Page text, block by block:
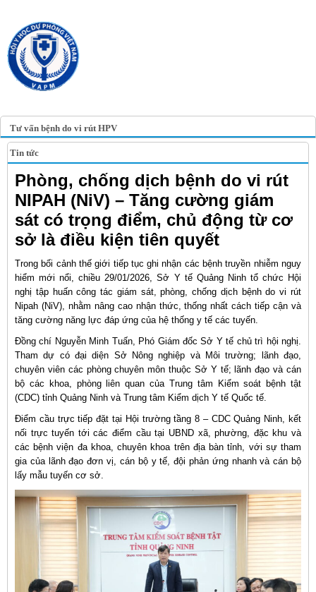
Tư vấn bệnh do vi rút HPV
Tin tức
Phòng, chống dịch bệnh do vi rút
NIPAH (NiV) – Tăng cường giám
sát có trọng điểm, chủ động từ cơ
sở là điều kiện tiên quyết
Trong bối cảnh thế giới tiếp tục ghi nhận các bệnh truyền nhiễm nguy
hiểm mới nổi, chiều 29/01/2026, Sở Y tế Quảng Ninh tổ chức Hội
nghị tập huấn công tác giám sát, phòng, chống dịch bệnh do vi rút
Nipah (NiV), nhằm nâng cao nhận thức, thống nhất cách tiếp cận và
tăng cường năng lực đáp ứng của hệ thống y tế các tuyến.
Đồng chí Nguyễn Minh Tuấn, Phó Giám đốc Sở Y tế chủ trì hội nghị.
Tham dự có đại diện Sở Nông nghiệp và Môi trường; lãnh đạo,
chuyên viên các phòng chuyên môn thuộc Sở Y tế; lãnh đạo và cán
bộ các khoa, phòng liên quan của Trung tâm Kiểm soát bệnh tật
(CDC) tỉnh Quảng Ninh và Trung tâm Kiểm dịch Y tế Quốc tế.
Điểm cầu trực tiếp đặt tại Hội trường tầng 8 – CDC Quảng Ninh, kết
nối trực tuyến tới các điểm cầu tại UBND xã, phường, đặc khu và
các bệnh viện đa khoa, chuyên khoa trên địa bàn tỉnh, với sự tham
gia của lãnh đạo đơn vị, cán bộ y tế, đội phản ứng nhanh và cán bộ
lấy mẫu tuyến cơ sở.